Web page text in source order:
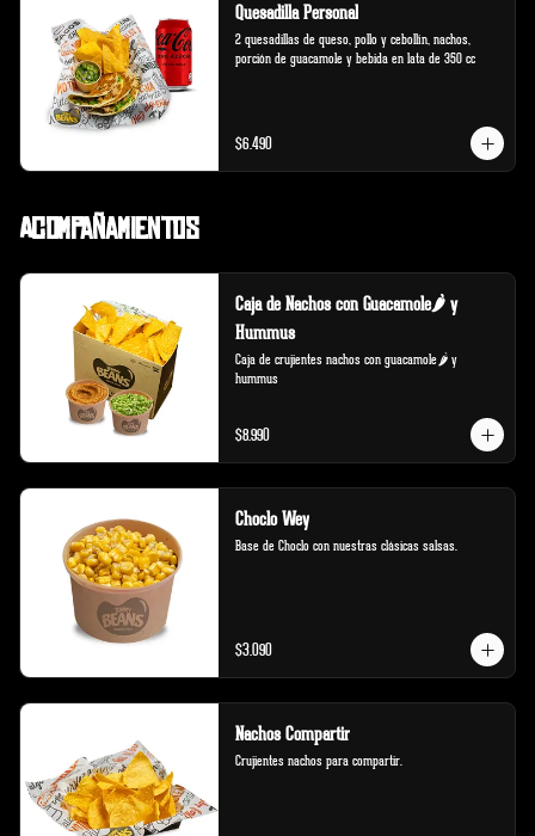
Quesadilla Personal
2 quesadillas de queso, pollo y cebollín, nachos,
porción de guacamole y bebida en lata de 350 cc
$6.490
Acompañamientos
Caja de Nachos con Guacamole🌶️ y
Hummus
Caja de crujientes nachos con guacamole🌶️ y
hummus
$8.990
Choclo Wey
Base de Choclo con nuestras clásicas salsas.
$3.090
Nachos Compartir
Crujientes nachos para compartir.